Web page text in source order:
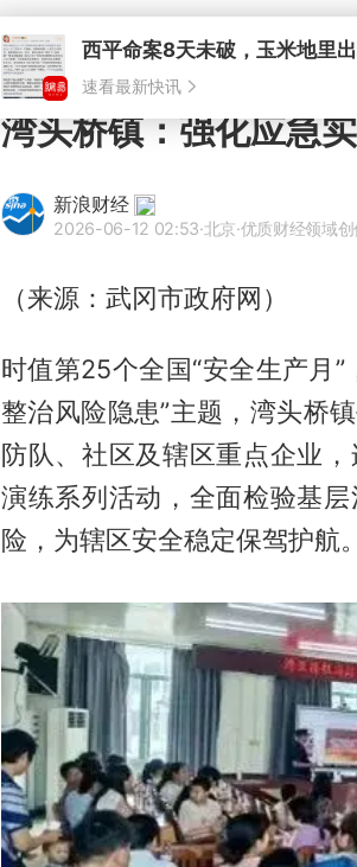
湾头桥镇：强化应急
新浪财经
2026-06-12 02:53·北京·优质财经领域
（来源：武冈市政府网）
时值第25个全国“安全生产月
整治风险隐患”主题，湾头桥
防队、社区及辖区重点企业
演练系列活动，全面检验基
险，为辖区安全稳定保驾护航。